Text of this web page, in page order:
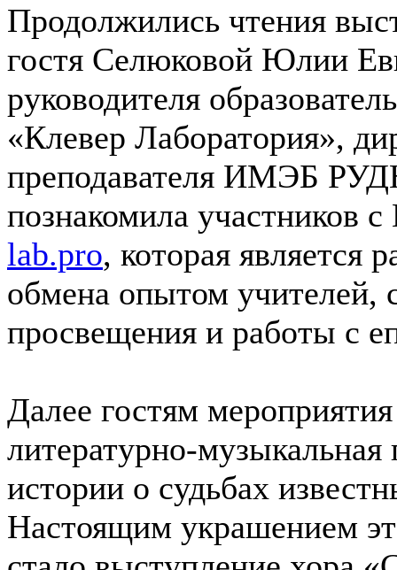
Продолжились чтения
гостя Селюковой Юлии
руководителя
«Клевер Лаборатория»,
преподавателя ИМЭБ
познакомила участников
lab.pro, которая является
обмена опытом учителей,
просвещения и работы с
Далее гостям
литературно-
истории о судьбах
Настоящим украшением